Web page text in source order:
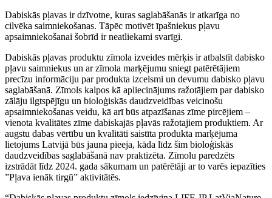
Dabiskās pļavas ir dzīvotne, kuras saglabāšanās ir atkarīga no
cilvēka saimniekošanas. Tāpēc motivēt īpašniekus pļavu
apsaimniekošanai šobrīd ir neatliekami svarīgi.
Dabiskās pļavas produktu zīmola izveides mērķis ir atbalstīt dabisko
pļavu saimniekus un ar zīmola marķējumu sniegt patērētājiem
precīzu informāciju par produkta izcelsmi un devumu dabisko pļavu
saglabāšanā. Zīmols kalpos kā apliecinājums ražotājiem par dabisko
zālāju ilgtspējīgu un bioloģiskās daudzveidības veicinošu
apsaimniekošanas veidu, kā arī būs atpazīšanas zīme pircējiem –
vienota kvalitātes zīme dabiskajās pļavās ražotajiem produktiem. Ar
augstu dabas vērtību un kvalitāti saistīta produkta marķējuma
lietojums Latvijā būs jauna pieeja, kāda līdz šim bioloģiskās
daudzveidības saglabāšanā nav praktizēta. Zīmolu paredzēts
izstrādāt līdz 2024. gada sākumam un patērētāji ar to varēs iepazīties
”Pļava ienāk tirgū” aktivitātēs.